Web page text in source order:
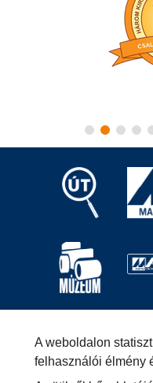
Elek utca 7-13.
A weboldalon
felhasználói élmény